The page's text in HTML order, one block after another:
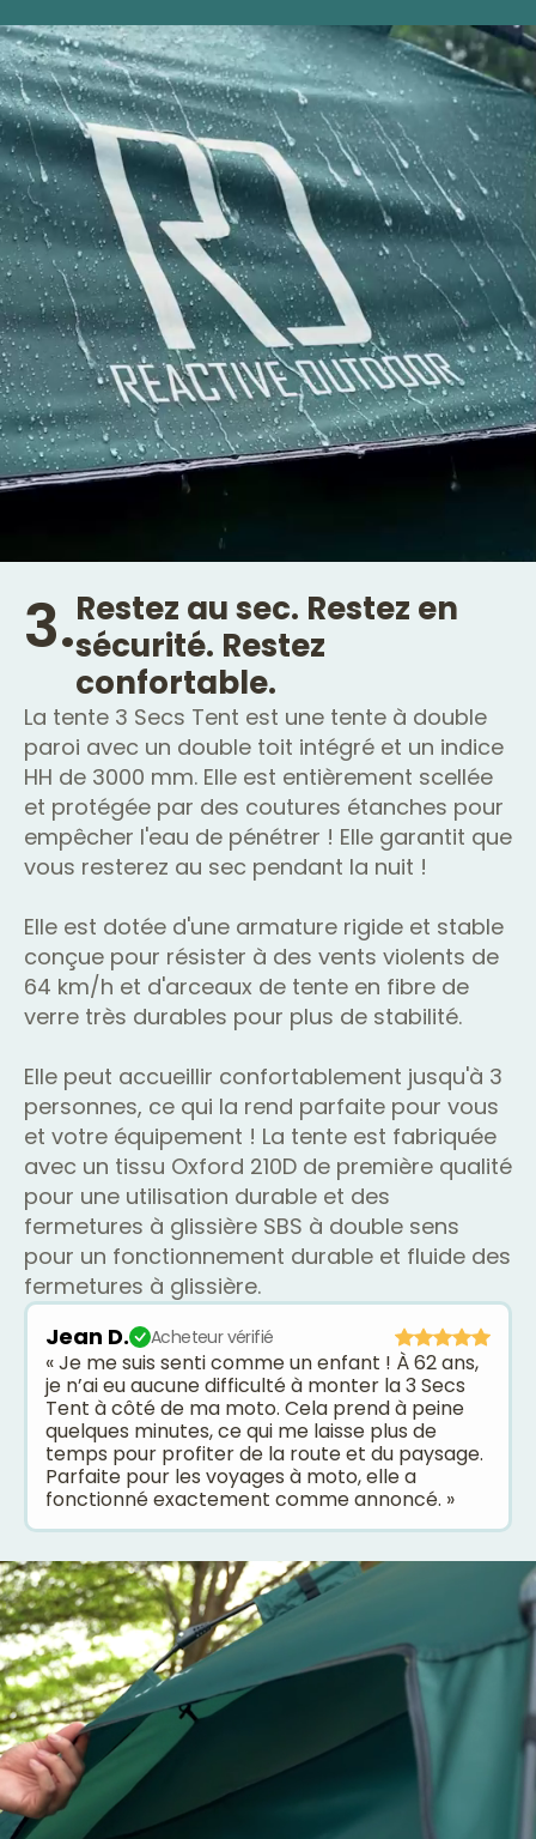
3.Restez au sec. Restez en
sécurité. Restez
confortable.
La tente 3 Secs Tent est une tente à double
paroi avec un double toit intégré et un indice
HH de 3000 mm. Elle est entièrement scellée
et protégée par des coutures étanches pour
empêcher l'eau de pénétrer ! Elle garantit que
vous resterez au sec pendant la nuit !
Elle est dotée d'une armature rigide et stable
conçue pour résister à des vents violents de
64 km/h et d'arceaux de tente en fibre de
verre très durables pour plus de stabilité.
Elle peut accueillir confortablement jusqu'à 3
personnes, ce qui la rend parfaite pour vous
et votre équipement ! La tente est fabriquée
avec un tissu Oxford 210D de première qualité
pour une utilisation durable et des
fermetures à glissière SBS à double sens
pour un fonctionnement durable et fluide des
fermetures à glissière.
Jean D.
Acheteur vérifié
« Je me suis senti comme un enfant ! À 62 ans,
je n’ai eu aucune difficulté à monter la 3 Secs
Tent à côté de ma moto. Cela prend à peine
quelques minutes, ce qui me laisse plus de
temps pour profiter de la route et du paysage.
Parfaite pour les voyages à moto, elle a
fonctionné exactement comme annoncé. »